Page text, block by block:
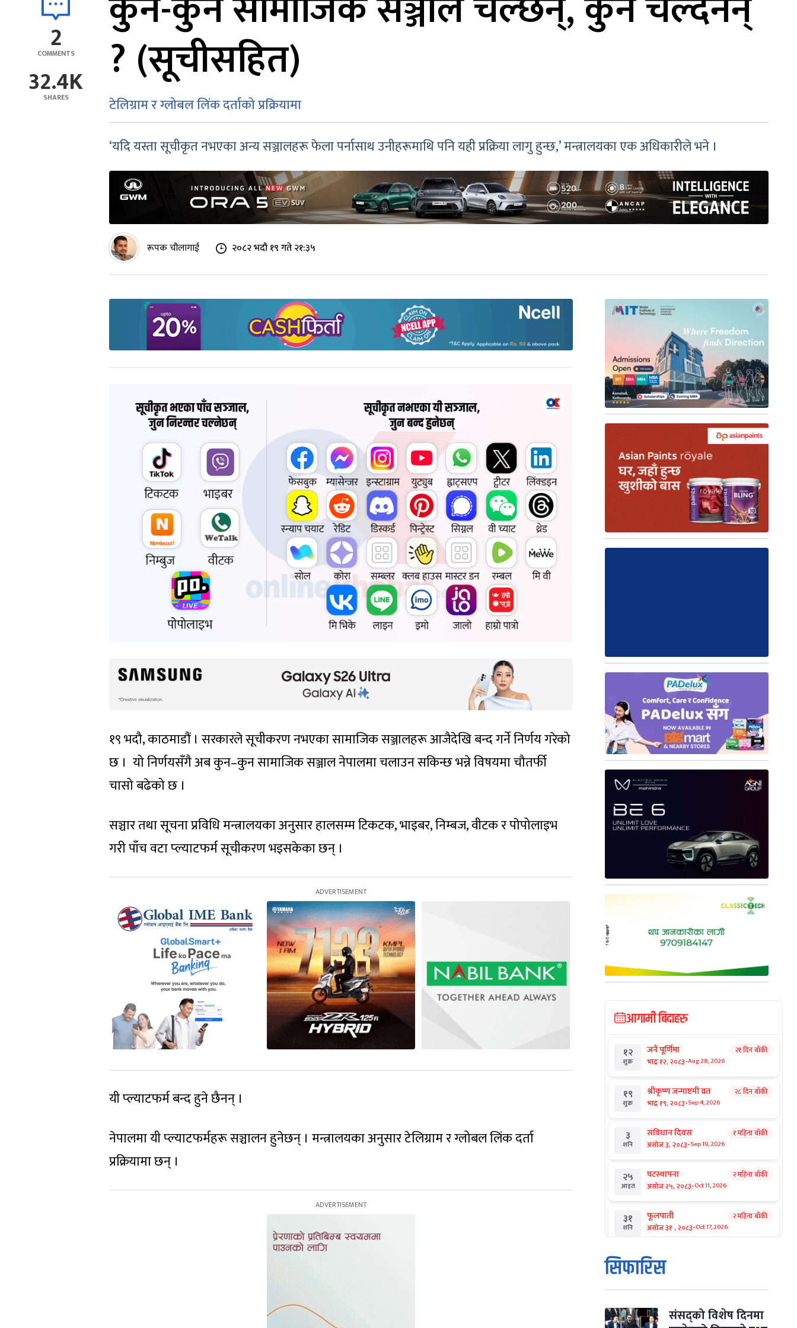
2
COMMENTS
32.4K
SHARES
? (सूचीसहित)
टेलिग्राम र ग्लोबल लिंक दर्ताको प्रक्रियामा
‘यदि यस्ता सूचीकृत नभएका अन्य सञ्जालहरू फेला पर्नासाथ उनीहरूमाथि पनि यही प्रक्रिया लागु हुन्छ,’ मन्त्रालयका एक अधिकारीले भने ।
रूपक चौलागाईं २०८२ भदौ १९ गते २१:३५
१९ भदौ, काठमाडौं । सरकारले सूचीकरण नभएका सामाजिक सञ्जालहरू आजैदेखि बन्द गर्ने निर्णय गरेको
छ । यो निर्णयसँगै अब कुन–कुन सामाजिक सञ्जाल नेपालमा चलाउन सकिन्छ भन्ने विषयमा चौतर्फी
चासो बढेको छ ।
सञ्चार तथा सूचना प्रविधि मन्त्रालयका अनुसार हालसम्म टिकटक, भाइबर, निम्बज, वीटक र पाेपोलाइभ
गरी पाँच वटा प्ल्याटफर्म सूचीकरण भइसकेका छन् ।
यी प्ल्याटफर्म बन्द हुने छैनन् ।
नेपालमा यी प्ल्याटफर्महरू सञ्चालन हुनेछन् । मन्त्रालयका अनुसार टेलिग्राम र ग्लोबल लिंक दर्ता
प्रक्रियामा छन् ।
आगामी बिदाहरु
१२
शुक्र
जनै पूर्णिमा
भाद्र १२, २०८३-Aug 28, 2026
२१ दिन बाँकी
१९
शुक्र
श्रीकृष्ण जन्माष्टमी व्रत
भाद्र १९, २०८३-Sep 4, 2026
२८ दिन बाँकी
३
शनि
संविधान दिवस
असोज ३, २०८३-Sep 19, 2026
१ महिना बाँकी
२५
आइत
घटस्थापना
असोज २५, २०८३-Oct 11, 2026
२ महिना बाँकी
३१
शनि
फूलपाती
असोज ३१ , २०८३-Oct 17, 2026
२ महिना बाँकी
१
आइत
कार्तिक सङ्क्रान्ति
कार्तिक १, २०८३
मंगल कार्तिक ३, २०८३-Oct 20, 2026
सिफारिस
संसद्को विशेष दिनमा